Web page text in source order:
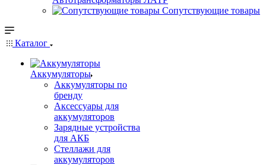
Сопутствующие товары
Каталог
Аккумуляторы
Аккумуляторы по
бренду
Аксессуары для
аккумуляторов
Зарядные устройства
для АКБ
Стеллажи для
аккумуляторов